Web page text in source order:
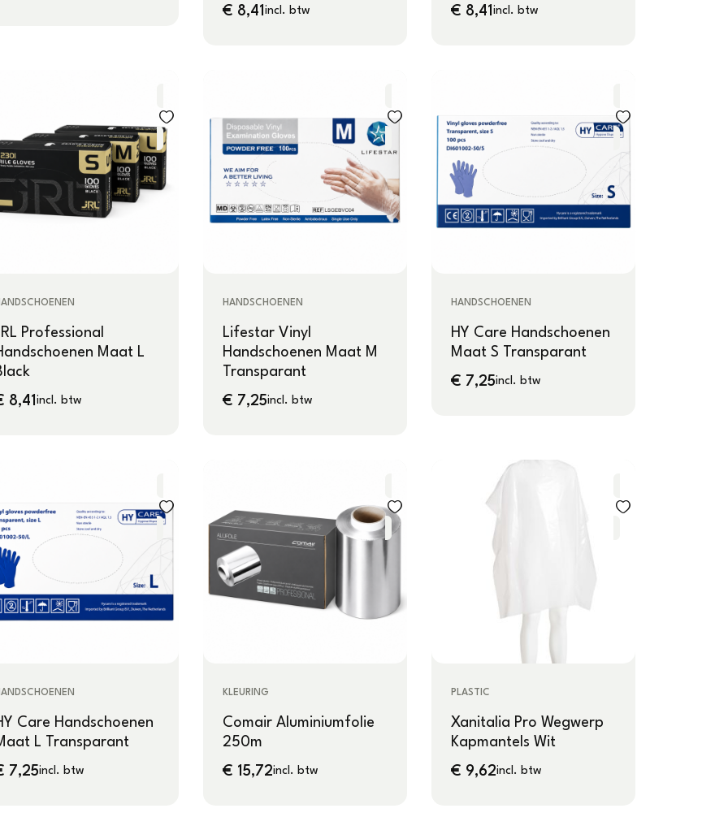
€ 8,41 incl. btw
€ 8,41 incl. btw
Professional
Maat L
8,41 incl. btw
HANDSCHOENEN
Lifestar Vinyl
Handschoenen Maat M
Transparant
€ 7,25incl. btw
HANDSCHOENEN
HY Care Handschoenen
Maat S Transparant
€ 7,25incl. btw
Care Handschoenen
L Transparant
7,25incl. btw
KLEURING
Comair Aluminiumfolie
250m
€ 15,72incl. btw
PLASTIC
Xanitalia Pro Wegwerp
Kapmantels Wit
€ 9,62incl. btw